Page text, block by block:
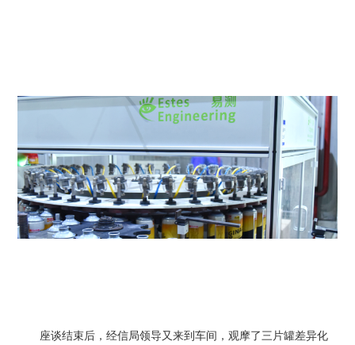
座谈结束后，经信局领导又来到车间，观摩了三片罐差异化